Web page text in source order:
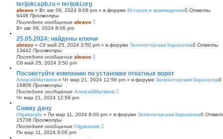
terijoki.spb.ru = terijoki.org
abravo » Вт авг 06, 2024 8:06 pm » в форуме История и краеведение0 Ответы
9446 Просмотры
Последнее сообщение abravo
Вт авг 06, 2024 8:06 pm
25.05.2024: найдены ключи
abravo » Сб май 25, 2024 3:50 pm » в форуме Зеленогорская барахолка0 Ответы
13442 Просмотры
Последнее сообщение abravo
Сб май 25, 2024 3:50 pm
Посоветуйте компанию по установке откатных ворот
АлексейМатвеев » Чт мар 21, 2024 12:56 pm » в форуме Зеленогорская барахолка0
16906 Просмотры
Последнее сообщение АлексейМатвеев
Чт мар 21, 2024 12:56 pm
Сниму дачу
Olgakaralis » Пн мар 11, 2024 8:00 pm » в форуме Зеленогорская барахолка0
15708 Просмотры
Последнее сообщение Olgakaralis
Пн мар 11, 2024 8:00 pm